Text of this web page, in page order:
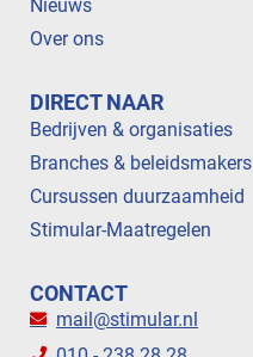
Nieuws
Over ons
DIRECT NAAR
Bedrijven & organisaties
Branches & beleidsmakers
Cursussen duurzaamheid
Stimular-Maatregelen
CONTACT
mail@stimular.nl